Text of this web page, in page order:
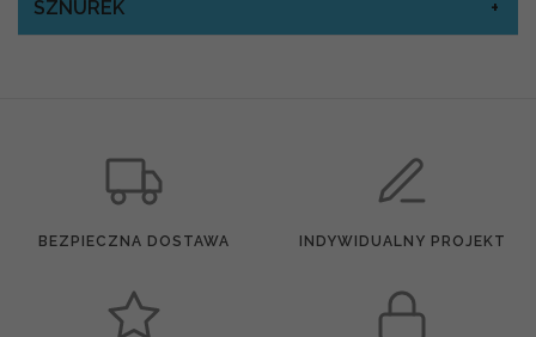
SZNUREK
BEZPIECZNA DOSTAWA INDYWIDUALNY PROJEKT